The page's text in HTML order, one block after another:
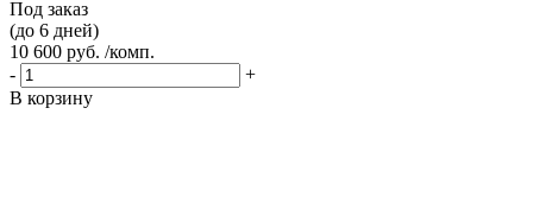
Под заказ
(до 6 дней)
10 600 руб. /комп.
-
+
В корзину